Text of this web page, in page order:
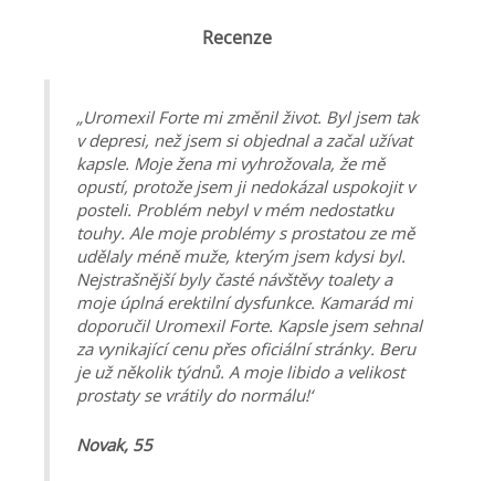
Recenze
„Uromexil Forte mi změnil život. Byl jsem tak
v depresi, než jsem si objednal a začal užívat
kapsle. Moje žena mi vyhrožovala, že mě
opustí, protože jsem ji nedokázal uspokojit v
posteli. Problém nebyl v mém nedostatku
touhy. Ale moje problémy s prostatou ze mě
udělaly méně muže, kterým jsem kdysi byl.
Nejstrašnější byly časté návštěvy toalety a
moje úplná erektilní dysfunkce. Kamarád mi
doporučil Uromexil Forte. Kapsle jsem sehnal
za vynikající cenu přes oficiální stránky. Beru
je už několik týdnů. A moje libido a velikost
prostaty se vrátily do normálu!‘
Novak, 55